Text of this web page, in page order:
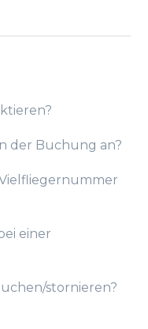
der Buchung an?
einer
stornieren?